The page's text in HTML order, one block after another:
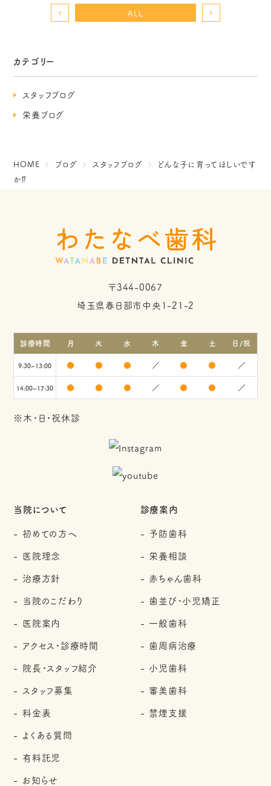
カテゴリー
スタッフブログ
栄養ブログ
ALL
HOME ブログ スタッフブログ
どんな子に育ってほしいです
か⁉
〒344-0067
埼玉県春日部市中央1-21-2
診療時間 月 火 水 木 金 土 日/祝
9:30~13:00 ● ● ● ／ ● ● ／
14:00~17:30 ● ● ● ／ ● ● ／
※木・日・祝休診
当院について
初めての方へ
医院理念
治療方針
当院のこだわり
医院案内
アクセス・診療時間
院長・スタッフ紹介
スタッフ募集
料金表
よくある質問
有料託児
お知らせ
診療案内
予防歯科
栄養相談
赤ちゃん歯科
歯並び・小児矯正
一般歯科
歯周病治療
小児歯科
審美歯科
禁煙支援